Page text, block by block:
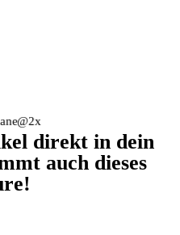
direkt in dein
auch dieses